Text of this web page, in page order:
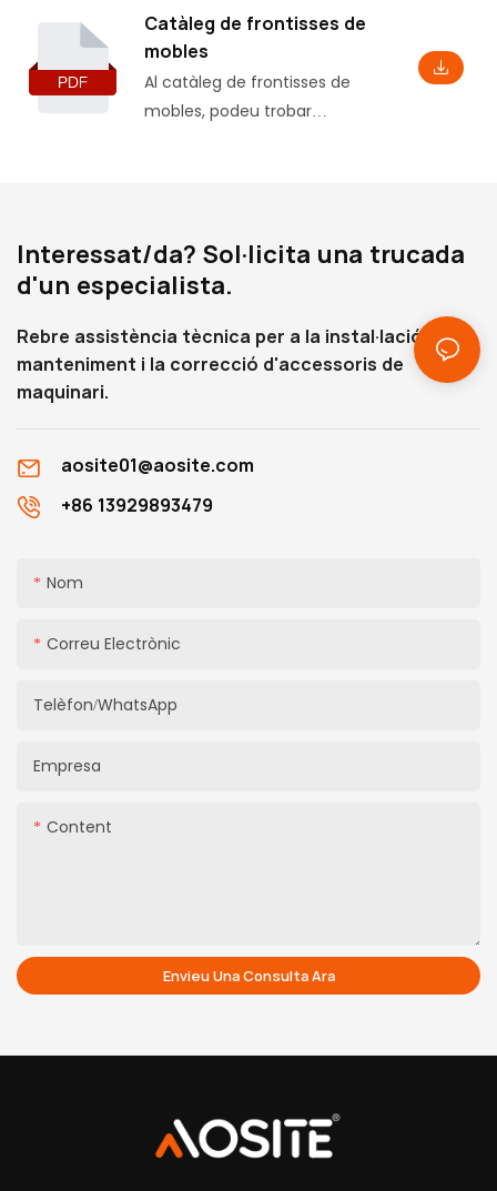
Catàleg de frontisses de
mobles
Al catàleg de frontisses de
mobles, podeu trobar
d'instal·lació corresponents,
que us ajudaran a entendre-
Interessat/da? Sol·licita una trucada
d'un especialista.
Rebre assistència tècnica per a la instal·lació, el
manteniment i la correcció d'accessoris de
maquinari.
aosite01@aosite.com
+86 13929893479
Nom
Correu Electrònic
Telèfon/WhatsApp
Empresa
Content
Envieu Una Consulta Ara